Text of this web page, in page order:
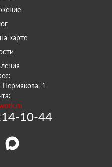
карте
1
10-44